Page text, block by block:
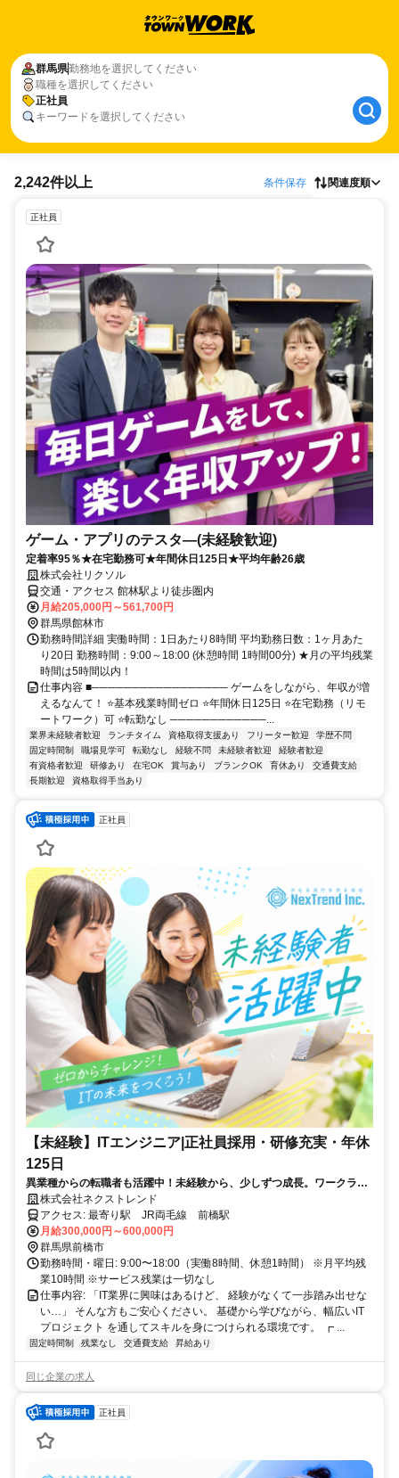
群馬県勤務地を選択してください
職種を選択してください
正社員
キーワードを選択してください
2,242件以上 条件保存 関連度順
正社員
ゲーム・アプリのテスタ―(未経験歓迎)
定着率95％★在宅勤務可★年間休日125日★平均年齢26歳
株式会社リクソル
交通・アクセス 館林駅より徒歩圏内
月給205,000円～561,700円
群馬県館林市
勤務時間詳細 実働時間：1日あたり8時間 平均勤務日数：1ヶ月あた
り20日 勤務時間：9:00～18:00 (休憩時間 1時間00分) ★月の平均残業
時間は5時間以内！
仕事内容 ■───────────────── ゲームをしながら、年収が増
えるなんて！ ⭐基本残業時間ゼロ ⭐年間休日125日 ⭐在宅勤務（リモ
ートワーク）可 ⭐転勤なし ────────────...
業界未経験者歓迎 ランチタイム 資格取得支援あり フリーター歓迎
学歴不問
固定時間制
職場見学可 転勤なし 経験不問 未経験者歓迎
経験者歓迎
有資格者歓迎
研修あり 在宅OK 賞与あり ブランクOK 育休あり
交通費支給
長期歓迎
資格取得手当あり
正社員
【未経験】ITエンジニア|正社員採用・研修充実・年休
125日
異業種からの転職者も活躍中！未経験から、少しずつ成長。ワークライ
フバランスも大切にできる環境です。
株式会社ネクストレンド
アクセス: 最寄り駅 JR両毛線 前橋駅
月給300,000円～600,000円
群馬県前橋市
勤務時間・曜日: 9:00〜18:00（実働8時間、休憩1時間） ※月平均残
業10時間 ※サービス残業は一切なし
仕事内容: 「IT業界に興味はあるけど、 経験がなくて一歩踏み出せな
い…」 そんな方もご安心ください。 基礎から学びながら、幅広いIT
プロジェクト を通してスキルを身につけられる環境です。 ┏ ...
固定時間制 残業なし 交通費支給 昇給あり
同じ企業の求人
正社員